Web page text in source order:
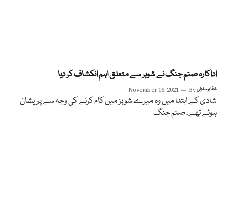
اداکارہ صنم جنگ نے شوہر سے متعلق اہم انکشاف کر دیا
November 16, 2021 Byشفّا یوسفزئی
شادی کے ابتدا میں وہ میرے شوبز میں کام کرنے کی وجہ سے پریشان
ہوئے تھے، صنم جنگ